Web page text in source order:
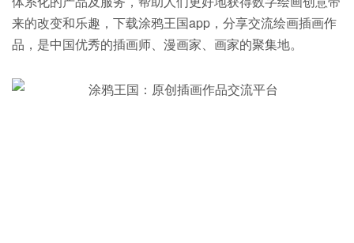
来的改变和乐趣，下载涂鸦王国app，分享交流绘画插画作
品，是中国优秀的插画师、漫画家、画家的聚集地。